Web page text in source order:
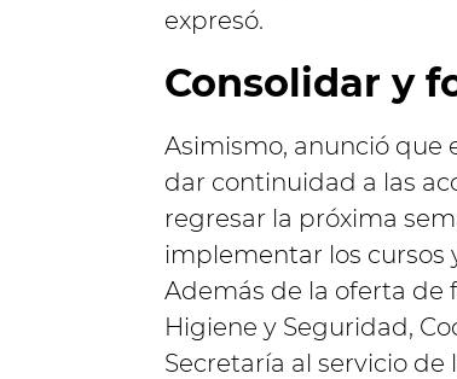
expresó.
Consolidar y
Asimismo, anunció que
dar continuidad a las
regresar la próxima
implementar los cursos
Además de la oferta de
Higiene y Seguridad,
Secretaría al servicio